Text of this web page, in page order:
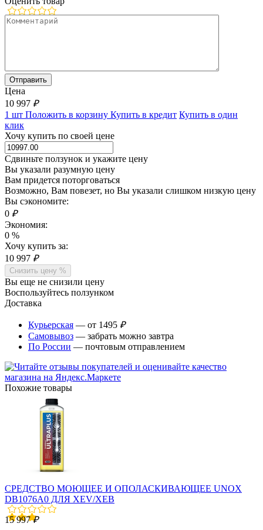
Цена
10 997 ₽
1 шт Положить в корзину Купить в кредит Купить в один
клик
Хочу купить по своей цене
Сдвиньте ползунок и укажите цену
Вы указали разумную цену
Вам придется поторговаться
Возможно, Вам повезет, но Вы указали слишком низкую цену
Вы сэкономите:
0 ₽
Экономия:
0 %
Хочу купить за:
10 997 ₽
Снизить цену %
Вы еще не снизили цену
Воспользуйтесь ползунком
Доставка
Курьерская — от 1495 ₽
Самовывоз — забрать можно завтра
По России — почтовым отправлением
Похожие товары
СРЕДСТВО МОЮЩЕЕ И ОПОЛАСКИВАЮЩЕЕ UNOX
DB1076A0 ДЛЯ XEV/XEB
15 997₽